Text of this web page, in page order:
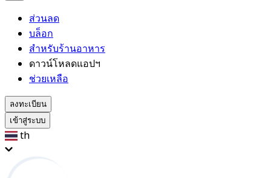
ส่วนลด
บล็อก
สำหรับร้านอาหาร
ดาวน์โหลดแอปฯ
ช่วยเหลือ
ลงทะเบียน
เข้าสู่ระบบ
th